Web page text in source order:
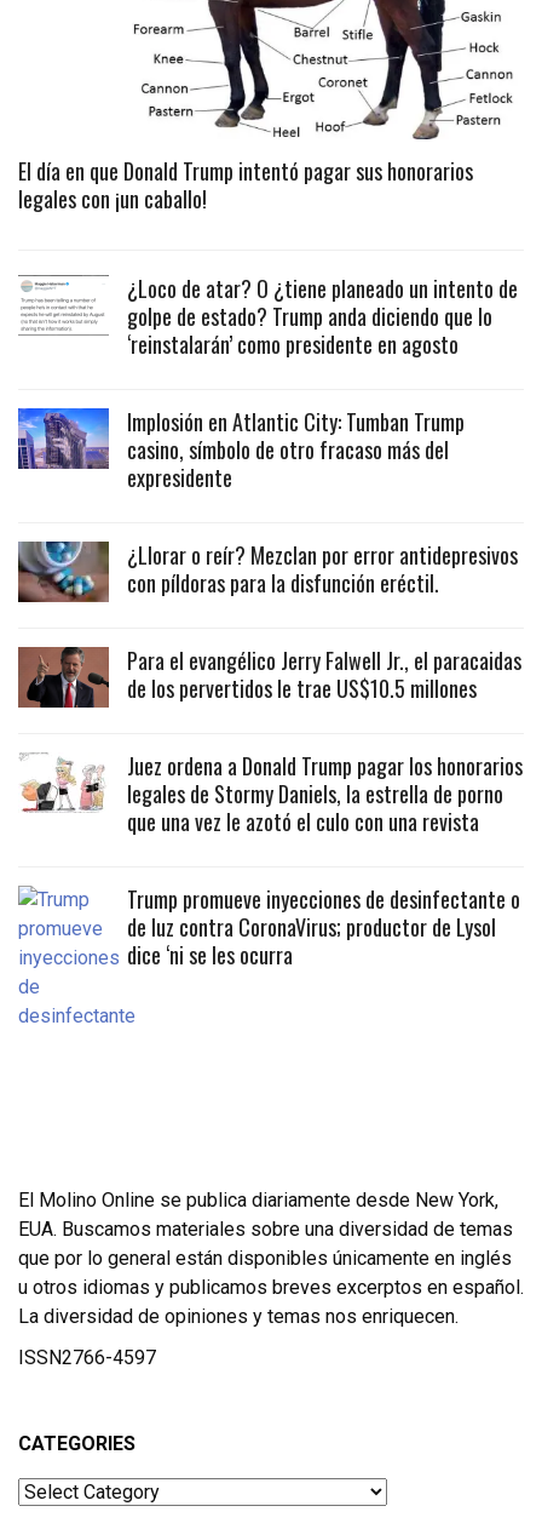
El día en que Donald Trump intentó pagar sus honorarios
legales con ¡un caballo!
¿Loco de atar? O ¿tiene planeado un intento de
golpe de estado? Trump anda diciendo que lo
‘reinstalarán’ como presidente en agosto
Implosión en Atlantic City: Tumban Trump
casino, símbolo de otro fracaso más del
expresidente
¿Llorar o reír? Mezclan por error antidepresivos
con píldoras para la disfunción eréctil.
Para el evangélico Jerry Falwell Jr., el paracaidas
de los pervertidos le trae US$10.5 millones
Juez ordena a Donald Trump pagar los honorarios
legales de Stormy Daniels, la estrella de porno
que una vez le azotó el culo con una revista
Trump promueve inyecciones de desinfectante o
de luz contra CoronaVirus; productor de Lysol
dice ‘ni se les ocurra
El Molino Online se publica diariamente desde New York,
EUA. Buscamos materiales sobre una diversidad de temas
que por lo general están disponibles únicamente en inglés
u otros idiomas y publicamos breves excerptos en español.
La diversidad de opiniones y temas nos enriquecen.
ISSN2766-4597
CATEGORIES
Categories